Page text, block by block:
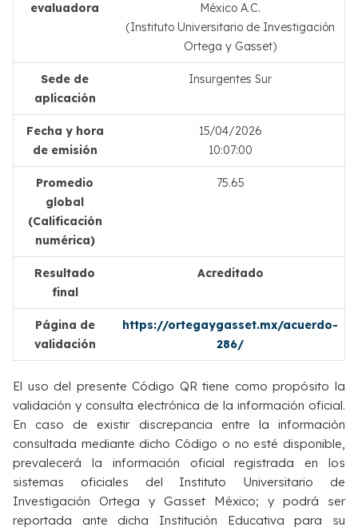
evaluadora
México A.C.
(Instituto Universitario de Investigación
Ortega y Gasset)
Sede de
aplicación
Insurgentes Sur
Fecha y hora
de emisión
15/04/2026
10:07:00
Promedio
global
(Calificación
numérica)
75.65
Resultado
final
Acreditado
Página de
validación
https://ortegaygasset.mx/acuerdo-
286/
El uso del presente Código QR tiene como propósito la
validación y consulta electrónica de la información oficial.
En caso de existir discrepancia entre la información
consultada mediante dicho Código o no esté disponible,
prevalecerá la información oficial registrada en los
sistemas oficiales del Instituto Universitario de
Investigación Ortega y Gasset México; y podrá ser
reportada ante dicha Institución Educativa para su